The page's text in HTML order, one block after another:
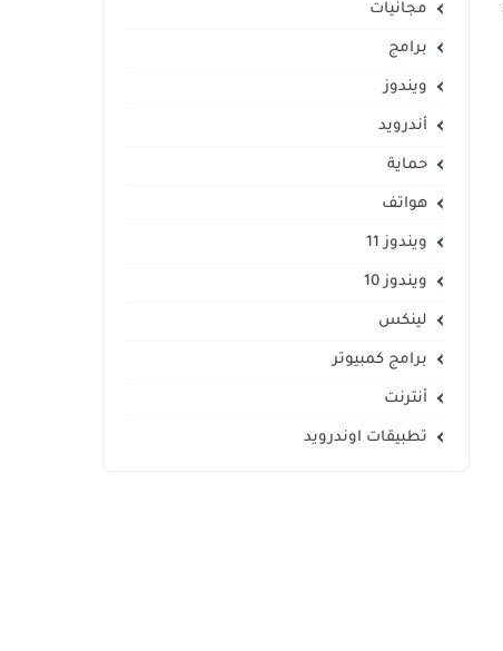
مجانيات
برامج
ويندوز
أندرويد
حماية
هواتف
ويندوز 11
ويندوز 10
لينكس
برامج كمبيوتر
أنترنت
تطبيقات اوندرويد